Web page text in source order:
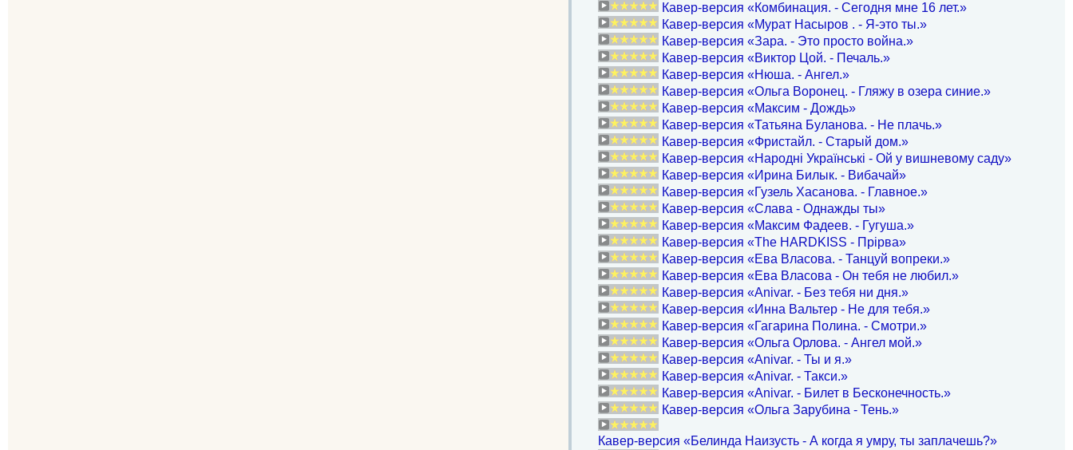
Кавер-версия «Комбинация. - Сегодня мне 16 лет.»
Кавер-версия «Мурат Насыров . - Я-это ты.»
Кавер-версия «Зара. - Это просто война.»
Кавер-версия «Виктор Цой. - Печаль.»
Кавер-версия «Нюша. - Ангел.»
Кавер-версия «Ольга Воронец. - Гляжу в озера синие.»
Кавер-версия «Максим - Дождь»
Кавер-версия «Татьяна Буланова. - Не плачь.»
Кавер-версия «Фристайл. - Старый дом.»
Кавер-версия «Народні Українські - Ой у вишневому саду»
Кавер-версия «Ирина Билык. - Вибачай»
Кавер-версия «Гузель Хасанова. - Главное.»
Кавер-версия «Слава - Однажды ты»
Кавер-версия «Максим Фадеев. - Гугуша.»
Кавер-версия «The HARDKISS - Прірва»
Кавер-версия «Ева Власова. - Танцуй вопреки.»
Кавер-версия «Ева Власова - Он тебя не любил.»
Кавер-версия «Anivar. - Без тебя ни дня.»
Кавер-версия «Инна Вальтер - Не для тебя.»
Кавер-версия «Гагарина Полина. - Смотри.»
Кавер-версия «Ольга Орлова. - Ангел мой.»
Кавер-версия «Anivar. - Ты и я.»
Кавер-версия «Anivar. - Такси.»
Кавер-версия «Anivar. - Билет в Бесконечность.»
Кавер-версия «Ольга Зарубина - Тень.»
Кавер-версия «Белинда Наизусть - А когда я умру, ты заплачешь?»